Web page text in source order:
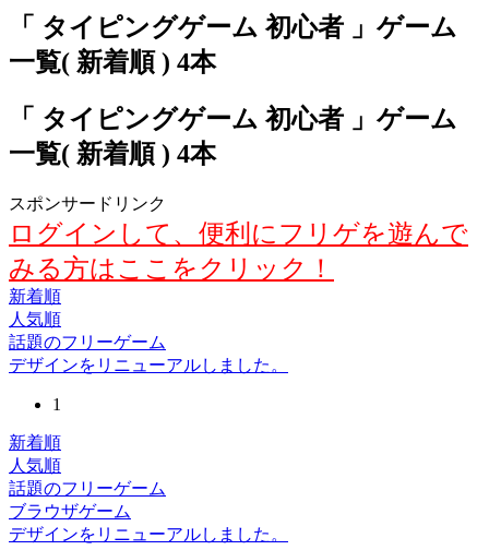
「 タイピングゲーム 初心者 」ゲーム
一覧( 新着順 ) 4本
「 タイピングゲーム 初心者 」ゲーム
一覧( 新着順 ) 4本
スポンサードリンク
ログインして、便利にフリゲを遊んで
みる方はここをクリック！
新着順
人気順
話題のフリーゲーム
デザインをリニューアルしました。
1
新着順
人気順
話題のフリーゲーム
ブラウザゲーム
デザインをリニューアルしました。